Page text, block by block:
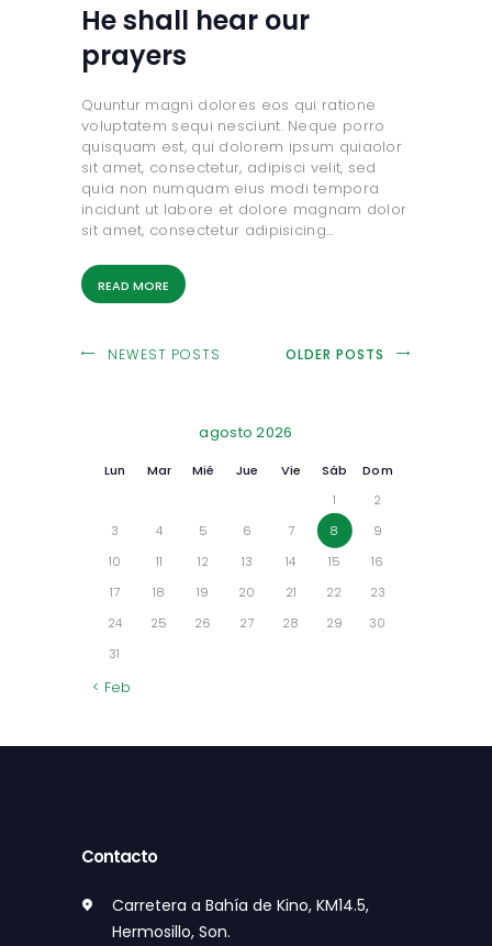
He shall hear our
prayers
Quuntur magni dolores eos qui ratione
voluptatem sequi nesciunt. Neque porro
quisquam est, qui dolorem ipsum quiaolor
sit amet, consectetur, adipisci velit, sed
quia non numquam eius modi tempora
incidunt ut labore et dolore magnam dolor
sit amet, consectetur adipisicing…
READ MORE
NEWEST POSTS OLDER POSTS
agosto 2026
Lun Mar Mié Jue Vie Sáb
Dom
1
2
3
4 5 6 7 8
9
10
11 12 13 14 15
16
17
18 19 20 21 22
23
24
25 26 27 28 29
30
31
« Feb
Contacto
Carretera a Bahía de Kino, KM14.5,
Hermosillo, Son.